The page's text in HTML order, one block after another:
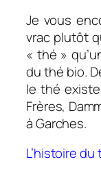
Je vous
vrac plutôt
« thé »
du thé bio.
le thé
Frères,
à Garches.
L’histoire du